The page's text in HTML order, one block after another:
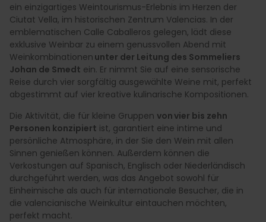
ein einzigartiges Weintourismus-Erlebnis im Herzen der
Ciutat Vella, im historischen Zentrum Valencias. In der
emblematischen Calle Caballeros gelegen, lädt diese
exklusive Weinbar zu einem genussvollen Abend mit
Weinkombinationen unter der Leitung des Sommeliers
Johan de Smedt ein. Er nimmt Sie auf eine sensorische
Reise durch vier sorgfältig ausgewählte Weine mit, perfekt
abgestimmt auf vier kreative kulinarische Kompositionen.
Die Aktivität, die für kleine Gruppen von vier bis zehn
Personen konzipiert ist, garantiert eine intime und
persönliche Atmosphäre, in der Sie den Wein mit allen
Sinnen genießen können. Außerdem können die
Verkostungen auf Spanisch, Englisch oder Niederländisch
durchgeführt werden, was das Angebot sowohl für
Einheimische als auch für internationale Besucher, die in
die valencianische Weinkultur eintauchen möchten,
perfekt macht.